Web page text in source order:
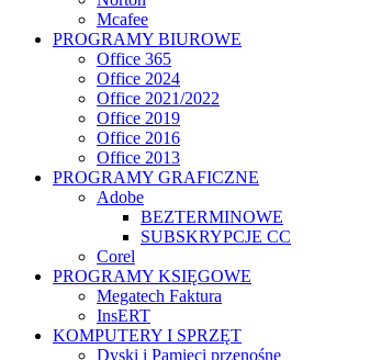
Mcafee
PROGRAMY BIUROWE
Office 365
Office 2024
Office 2021/2022
Office 2019
Office 2016
Office 2013
PROGRAMY GRAFICZNE
Adobe
BEZTERMINOWE
SUBSKRYPCJE CC
Corel
PROGRAMY KSIĘGOWE
Megatech Faktura
InsERT
KOMPUTERY I SPRZĘT
Dyski i Pamięci przenośne